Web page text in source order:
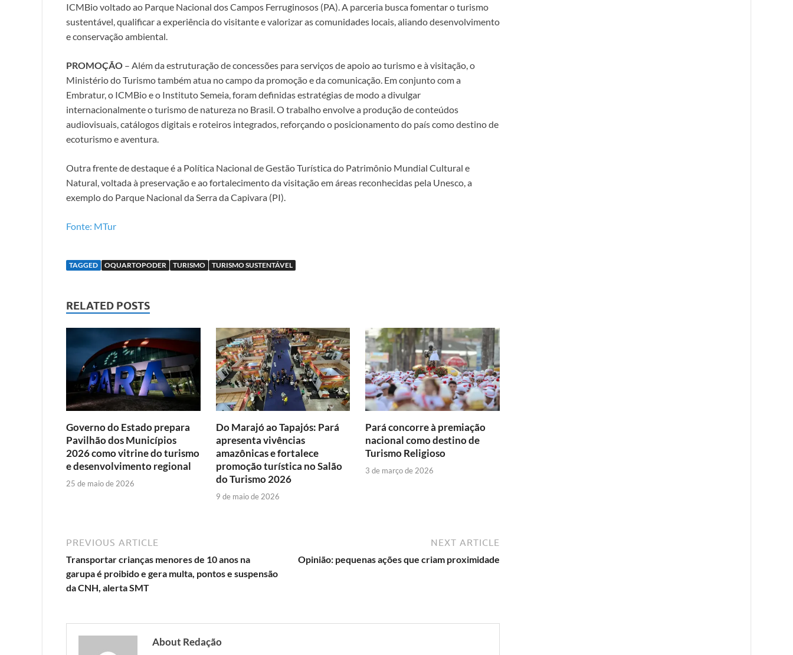
ICMBio voltado ao Parque Nacional dos Campos Ferruginosos (PA). A parceria busca fomentar o turismo
sustentável, qualificar a experiência do visitante e valorizar as comunidades locais, aliando desenvolvimento
e conservação ambiental.
PROMOÇÃO – Além da estruturação de concessões para serviços de apoio ao turismo e à visitação, o
Ministério do Turismo também atua no campo da promoção e da comunicação. Em conjunto com a
Embratur, o ICMBio e o Instituto Semeia, foram definidas estratégias de modo a divulgar
internacionalmente o turismo de natureza no Brasil. O trabalho envolve a produção de conteúdos
audiovisuais, catálogos digitais e roteiros integrados, reforçando o posicionamento do país como destino de
ecoturismo e aventura.
Outra frente de destaque é a Política Nacional de Gestão Turística do Patrimônio Mundial Cultural e
Natural, voltada à preservação e ao fortalecimento da visitação em áreas reconhecidas pela Unesco, a
exemplo do Parque Nacional da Serra da Capivara (PI).
Fonte: MTur
TAGGED OQUARTOPODER TURISMO TURISMO SUSTENTÁVEL
RELATED POSTS
Governo do Estado prepara
Pavilhão dos Municípios
2026 como vitrine do turismo
e desenvolvimento regional
25 de maio de 2026
Do Marajó ao Tapajós: Pará
apresenta vivências
amazônicas e fortalece
promoção turística no Salão
do Turismo 2026
9 de maio de 2026
Pará concorre à premiação
nacional como destino de
Turismo Religioso
3 de março de 2026
PREVIOUS ARTICLE
Transportar crianças menores de 10 anos na
garupa é proibido e gera multa, pontos e suspensão
da CNH, alerta SMT
NEXT ARTICLE
Opinião: pequenas ações que criam proximidade
About Redação